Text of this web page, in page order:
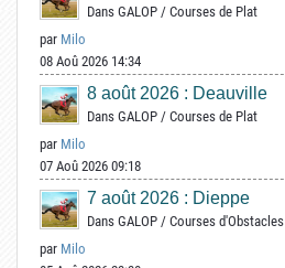
Dans GALOP / Courses de Plat
par Milo
08 Aoû 2026 14:34
8 août 2026 : Deauville
Dans GALOP / Courses de Plat
par Milo
07 Aoû 2026 09:18
7 août 2026 : Dieppe
Dans GALOP / Courses d'Obstacles
par Milo